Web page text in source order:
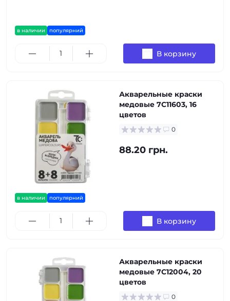
в наличии популярний
В корзину
в наличии популярний
Акварельные краски
медовые 7C11603, 16
цветов
0
88.20 грн.
В корзину
Акварельные краски
медовые 7C12004, 20
цветов
0